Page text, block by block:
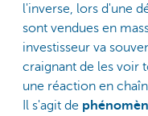
l'inverse, lors d'une
sont vendues en
investisseur va
craignant de les voir
une réaction en
Il s'agit de